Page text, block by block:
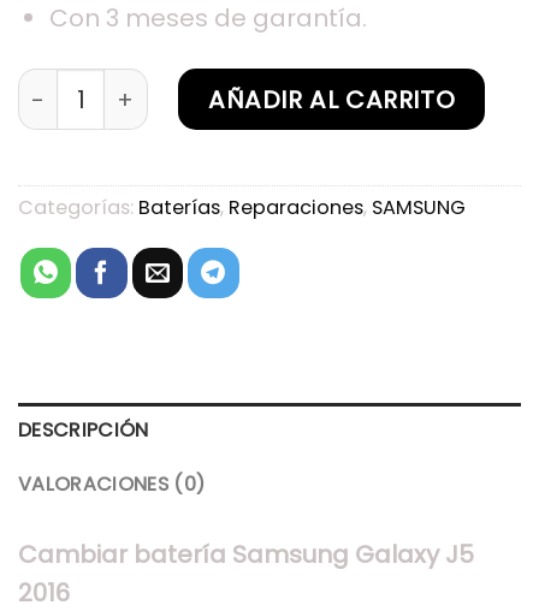
Con 3 meses de garantía.
Sustitución de batería Samsung Galaxy J5
AÑADIR AL CARRITO
Categorías: Baterías, Reparaciones, SAMSUNG
DESCRIPCIÓN
VALORACIONES (0)
Cambiar batería Samsung Galaxy J5
2016